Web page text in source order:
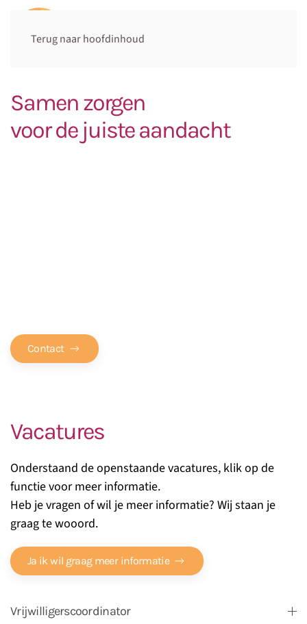
Terug naar hoofdinhoud
Samen zorgen
voor de juiste aandacht
Contact
Vacatures
Onderstaand de openstaande vacatures, klik op de
functie voor meer informatie.
Heb je vragen of wil je meer informatie? Wij staan je
graag te wooord.
Ja ik wil graag meer informatie
Vrijwilligerscoordinator